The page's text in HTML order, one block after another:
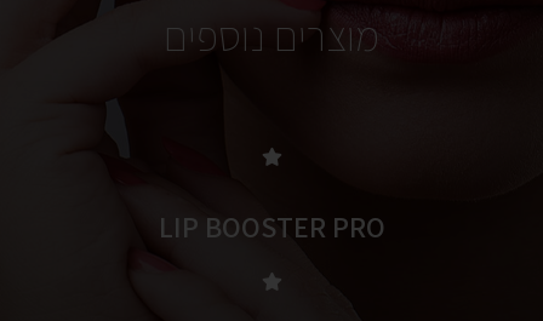
מוצרים נוספים
LIP BOOSTER PRO